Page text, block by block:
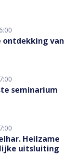
ontdekking van
seminarium
Heilzame
uitsluiting